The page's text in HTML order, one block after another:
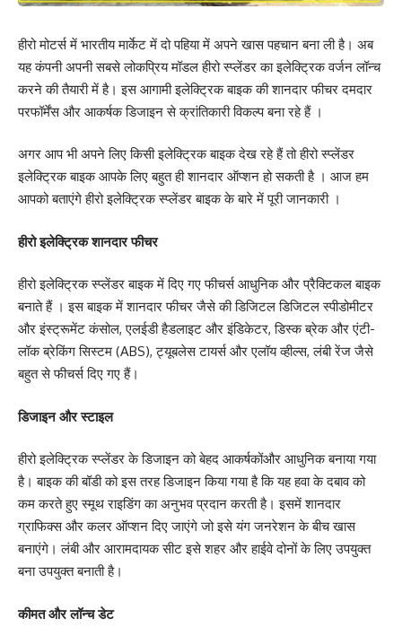
हीरो मोटर्स में भारतीय मार्केट में दो पहिया में अपने खास पहचान बना ली है। अब
यह कंपनी अपनी सबसे लोकप्रिय मॉडल हीरो स्प्लेंडर का इलेक्ट्रिक वर्जन लॉन्च
करने की तैयारी में है। इस आगामी इलेक्ट्रिक बाइक की शानदार फीचर दमदार
परफॉर्मेंस और आकर्षक डिजाइन से क्रांतिकारी विकल्प बना रहे हैं ।
अगर आप भी अपने लिए किसी इलेक्ट्रिक बाइक देख रहे हैं तो हीरो स्प्लेंडर
इलेक्ट्रिक बाइक आपके लिए बहुत ही शानदार ऑप्शन हो सकती है । आज हम
आपको बताएंगे हीरो इलेक्ट्रिक स्प्लेंडर बाइक के बारे में पूरी जानकारी ।
हीरो इलेक्ट्रिक शानदार फीचर
हीरो इलेक्ट्रिक स्प्लेंडर बाइक में दिए गए फीचर्स आधुनिक और प्रैक्टिकल बाइक
बनाते हैं । इस बाइक में शानदार फीचर जैसे की डिजिटल डिजिटल स्पीडोमीटर
और इंस्ट्रूमेंट कंसोल, एलईडी हैडलाइट और इंडिकेटर, डिस्क ब्रेक और एंटी-
लॉक ब्रेकिंग सिस्टम (ABS), ट्यूबलेस टायर्स और एलॉय व्हील्स, लंबी रेंज जैसे
बहुत से फीचर्स दिए गए हैं।
डिजाइन और स्टाइल
हीरो इलेक्ट्रिक स्प्लेंडर के डिजाइन को बेहद आकर्षकोंऔर आधुनिक बनाया गया
है। बाइक की बॉडी को इस तरह डिजाइन किया गया है कि यह हवा के दबाव को
कम करते हुए स्मूथ राइडिंग का अनुभव प्रदान करती है। इसमें शानदार
ग्राफिक्स और कलर ऑप्शन दिए जाएंगे जो इसे यंग जनरेशन के बीच खास
बनाएंगे। लंबी और आरामदायक सीट इसे शहर और हाईवे दोनों के लिए उपयुक्त
बना उपयुक्त बनाती है।
कीमत और लॉन्च डेट